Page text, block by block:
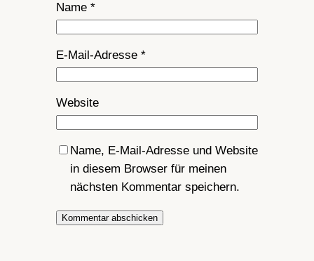
Name *
E-Mail-Adresse *
Website
Name, E-Mail-Adresse und Website
in diesem Browser für meinen
nächsten Kommentar speichern.